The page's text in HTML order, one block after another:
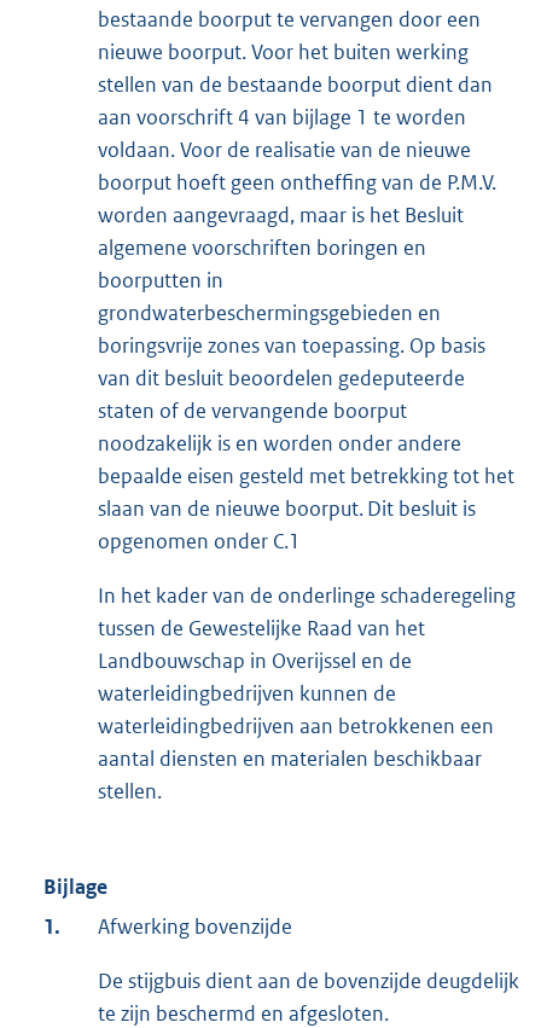
bestaande boorput te vervangen door een
nieuwe boorput. Voor het buiten werking
stellen van de bestaande boorput dient dan
aan voorschrift 4 van bijlage 1 te worden
voldaan. Voor de realisatie van de nieuwe
boorput hoeft geen ontheffing van de P.M.V.
worden aangevraagd, maar is het Besluit
algemene voorschriften boringen en
boorputten in
grondwaterbeschermingsgebieden en
boringsvrije zones van toepassing. Op basis
van dit besluit beoordelen gedeputeerde
staten of de vervangende boorput
noodzakelijk is en worden onder andere
bepaalde eisen gesteld met betrekking tot het
slaan van de nieuwe boorput. Dit besluit is
opgenomen onder C.1
In het kader van de onderlinge schaderegeling
tussen de Gewestelijke Raad van het
Landbouwschap in Overijssel en de
waterleidingbedrijven kunnen de
waterleidingbedrijven aan betrokkenen een
aantal diensten en materialen beschikbaar
stellen.
Bijlage
1.
Afwerking bovenzijde
De stijgbuis dient aan de bovenzijde deugdelijk
te zijn beschermd en afgesloten.